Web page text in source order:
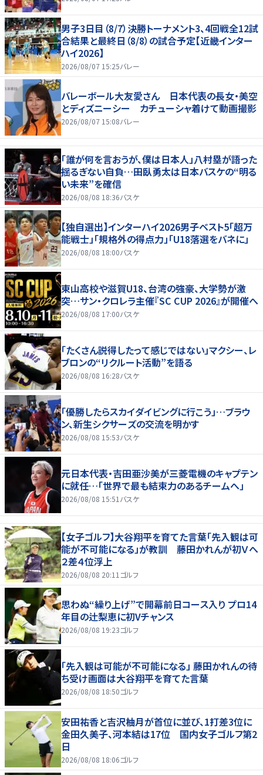
男子3日目（8/7）決勝トーナメント3、4回戦全12試
合結果と最終日（8/8）の試合予定【近畿インター
ハイ2026】
2026/08/07 15:25バレー
バレーボール大友愛さん 日本代表の長女・美空
とディズニーシー カチューシャ着けて動画撮影
2026/08/07 15:08バレー
「誰が何を言おうが、僕は日本人」八村塁が語った
揺るぎない自負…田臥勇太は日本バスケの“明る
い未来”を確信
2026/08/08 18:36バスケ
【独自選出】インターハイ2026男子ベスト5「超万
能戦士」「規格外の得点力」「U18落選をバネに」
2026/08/08 18:00バスケ
東山高校や滋賀U18、台湾の強豪、大学勢が激
突…サン・クロレラ主催『SC CUP 2026』が開催へ
2026/08/08 17:00バスケ
「たくさん説得したって感じではない」マクシー、レ
ブロンの“リクルート活動”を語る
2026/08/08 16:28バスケ
「優勝したらスカイダイビングに行こう」…ブラウ
ン、新生シクサーズの交流を明かす
2026/08/08 15:53バスケ
元日本代表・吉田亜沙美が三菱電機のキャプテン
に就任…「世界で最も結束力のあるチームへ」
2026/08/08 15:51 バスケ
【女子ゴルフ】大谷翔平を育てた言葉「先入観は可
能が不可能になる」が教訓 藤田かれんが初Ｖへ
２差４位浮上
2026/08/08 20:11 ゴルフ
思わぬ“繰り上げ”で開幕前日コース入り プロ14
年目の辻梨恵に初Vチャンス
2026/08/08 19:23ゴルフ
「先入観は可能が不可能になる」 藤田かれんの待
ち受け画面は大谷翔平を育てた言葉
2026/08/08 18:50ゴルフ
安田祐香と吉沢柚月が首位に並び、1打差3位に
金田久美子、河本結は17位 国内女子ゴルフ第2
日
2026/08/08 18:06ゴルフ